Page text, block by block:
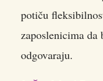
potiču
zaposlenicima
odgovaraju.